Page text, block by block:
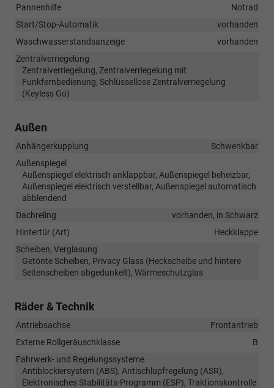
Pannenhilfe
Notrad
Start/Stop-Automatik
vorhanden
Waschwasserstandsanzeige
vorhanden
Zentralverriegelung
Zentralverriegelung, Zentralverriegelung mit
Funkfernbedienung, Schlüssellose Zentralverriegelung
(Keyless Go)
Außen
Anhängerkupplung
Schwenkbar
Außenspiegel
Außenspiegel elektrisch anklappbar, Außenspiegel beheizbar,
Außenspiegel elektrisch verstellbar, Außenspiegel automatisch
abblendend
Dachreling
vorhanden, in Schwarz
Hintertür (Art)
Heckklappe
Scheiben, Verglasung
Getönte Scheiben, Privacy Glass (Heckscheibe und hintere
Seitenscheiben abgedunkelt), Wärmeschutzglas
Räder & Technik
Antriebsachse
Frontantrieb
Externe Rollgeräuschklasse
B
Fahrwerk- und Regelungssysteme
Antiblockiersystem (ABS), Antischlupfregelung (ASR),
Elektronisches Stabilitäts-Programm (ESP), Traktionskontrolle